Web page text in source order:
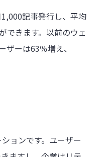
記事発行し、平均
できます。以前のウェ
ーは63％増え、
ョンです。ユーザー